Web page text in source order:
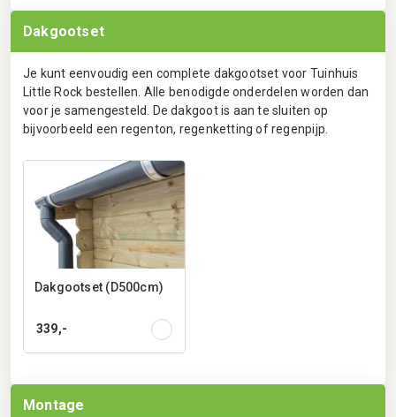
Dakgootset
Je kunt eenvoudig een complete dakgootset voor Tuinhuis
Little Rock bestellen. Alle benodigde onderdelen worden dan
voor je samengesteld. De dakgoot is aan te sluiten op
bijvoorbeeld een regenton, regenketting of regenpijp.
Dakgootset (D500cm)
339,-
Montage